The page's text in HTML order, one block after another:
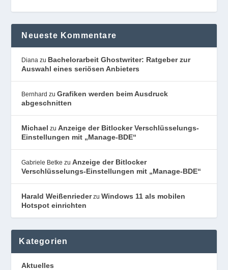
Neueste Kommentare
Diana zu Bachelorarbeit Ghostwriter: Ratgeber zur
Auswahl eines seriösen Anbieters
Bernhard zuGrafiken werden beim Ausdruck
abgeschnitten
Michael zuAnzeige der Bitlocker Verschlüsselungs-
Einstellungen mit „Manage-BDE“
Gabriele Betke zuAnzeige der Bitlocker
Verschlüsselungs-Einstellungen mit „Manage-BDE“
Harald WeißenriederzuWindows 11 als mobilen
Hotspot einrichten
Kategorien
Aktuelles